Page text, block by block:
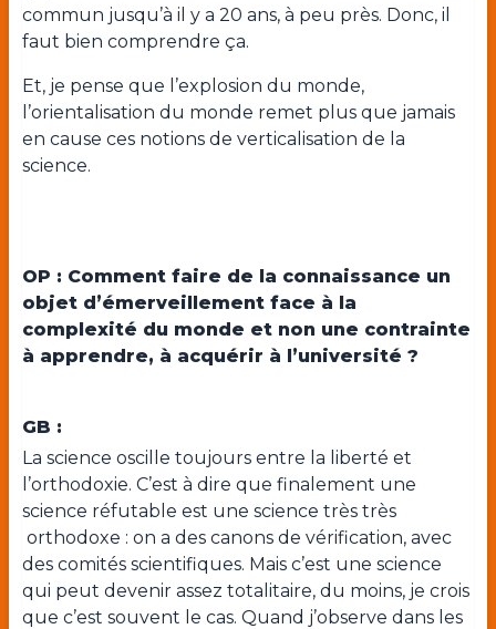
commun jusqu’à il y a 20 ans, à peu près. Donc, il
faut bien comprendre ça.
Et, je pense que l’explosion du monde,
l’orientalisation du monde remet plus que jamais
en cause ces notions de verticalisation de la
science.
OP : Comment faire de la connaissance un
objet d’émerveillement face à la
complexité du monde et non une contrainte
à apprendre, à acquérir à l’université ?
GB :
La science oscille toujours entre la liberté et
l’orthodoxie. C’est à dire que finalement une
science réfutable est une science très très
orthodoxe : on a des canons de vérification, avec
des comités scientifiques. Mais c’est une science
qui peut devenir assez totalitaire, du moins, je crois
que c’est souvent le cas. Quand j’observe dans les